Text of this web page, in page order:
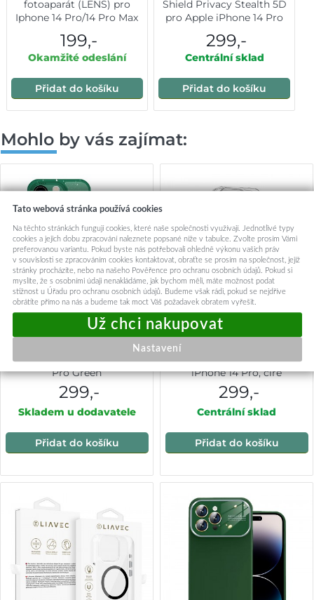
fotoaparát (LENS) pro
Iphone 14 Pro/14 Pro Max
199,-
Okamžité odeslání
Přidat do košíku
Shield Privacy Stealth 5D
pro Apple iPhone 14 Pro
299,-
Centrální sklad
Přidat do košíku
Mohlo by vás zajímat:
Tel Protect Magnetic Splash
Frosted Case pro Iphone 14
Pro Green
299,-
Skladem u dodavatele
Přidat do košíku
TPU gelové pouzdro FIXED
Slim AntiUV pro Apple
iPhone 14 Pro, čiré
299,-
Centrální sklad
Přidat do košíku
Tato webová stránka používá cookies
Na těchto stránkách fungují cookies, které naše společnosti využívají. Jednotlivé typy
cookies a jejich dobu zpracování naleznete popsané níže v tabulce. Zvolte prosím Vámi
preferovanou variantu. Pokud byste nás potřebovali ohledně výkonu vašich práv
v souvislosti se zpracováním cookies kontaktovat, obraťte se prosím na společnost, jejíž
stránky procházíte, nebo na našeho Pověřence pro ochranu osobních údajů. Pokud si
myslíte, že s osobními údaji nenakládáme, jak bychom měli, máte možnost podat
stížnost u Úřadu pro ochranu osobních údajů. Budeme však rádi, pokud se nejdříve
obrátíte přímo na nás a budeme tak moct Váš požadavek obratem vyřešit.
Nastavení